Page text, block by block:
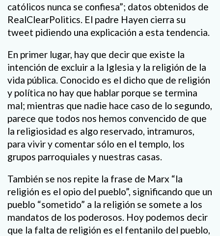
católicos nunca se confiesa”; datos obtenidos de
RealClearPolitics. El padre Hayen cierra su
tweet pidiendo una explicación a esta tendencia.
En primer lugar, hay que decir que existe la
intención de excluir a la Iglesia y la religión de la
vida pública. Conocido es el dicho que de religión
y política no hay que hablar porque se termina
mal; mientras que nadie hace caso de lo segundo,
parece que todos nos hemos convencido de que
la religiosidad es algo reservado, intramuros,
para vivir y comentar sólo en el templo, los
grupos parroquiales y nuestras casas.
También se nos repite la frase de Marx “la
religión es el opio del pueblo”, significando que un
pueblo “sometido” a la religión se somete a los
mandatos de los poderosos. Hoy podemos decir
que la falta de religión es el fentanilo del pueblo,